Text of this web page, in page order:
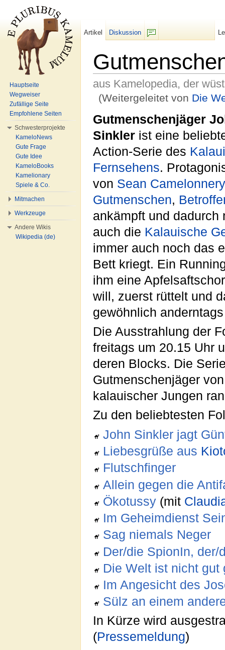
aus Kamelopedia, der
(Weitergeleitet von Die
Gutmenschenjäger
Sinkler ist eine
Action-Serie des
Fernsehens.
von Sean Camelonnery
Gutmenschen,
ankämpft und dadurch
auch die Kalauische
immer auch noch das
Bett kriegt. Ein
ihm eine
will, zuerst rüttelt und
gewöhnlich
Die Ausstrahlung der
freitags um 20.15 Uhr
deren Blocks. Die
Gutmenschenjäger
kalauischer Jungen
Zu den beliebtesten
John Sinkler jagt
Liebesgrüße aus
Flutschfinger
Allein gegen die
Ökotussy (mit
Im Geheimdienst
Sag niemals Neger
Der/die SpionIn, der/
Die Welt ist nicht gut
Im Angesicht des
Sülz an einem
In Kürze wird
(Pressemeldung)
Artikel
Diskussion
Hauptseite
Wegweiser
Zufällige Seite
Empfohlene Seiten
Schwesterprojekte
KameloNews
Gute Frage
Gute Idee
KameloBooks
Kamelionary
Spiele & Co.
Mitmachen
Werkzeuge
Andere Wikis
Wikipedia (de)